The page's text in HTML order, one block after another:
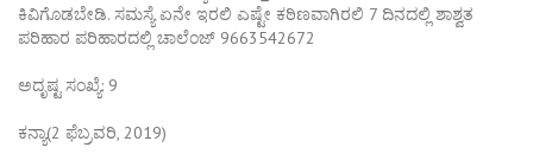
ಕಿವಿಗೊಡಬೇಡಿ. ಸಮಸ್ಯೆ ಏನೇ ಇರಲಿ ಎಷ್ಟೇ ಕಠಿಣವಾಗಿರಲಿ 7 ದಿನದಲ್ಲಿ ಶಾಶ್ವತ
ಪರಿಹಾರ ಪರಿಹಾರದಲ್ಲಿ ಚಾಲೆಂಜ್ 9663542672
ಅದೃಷ್ಟ ಸಂಖ್ಯೆ: 9
ಕನ್ಯಾ(2 ಫೆಬ್ರವರಿ, 2019)